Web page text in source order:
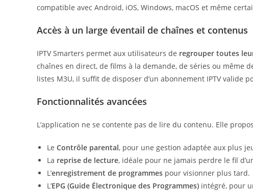
compatible avec Android, iOS, Windows, macOS et même
Accès à un large éventail de chaînes et contenus
IPTV Smarters permet aux utilisateurs de regrouper toutes
chaînes en direct, de films à la demande, de séries ou même
listes M3U, il suffit de disposer d’un abonnement IPTV valide
Fonctionnalités avancées
L’application ne se contente pas de lire du contenu. Elle
Le Contrôle parental, pour une gestion adaptée aux plus
La reprise de lecture, idéale pour ne jamais perdre le fil
L’enregistrement de programmes pour visionner plus tard.
L’EPG (Guide Électronique des Programmes) intégré, pour